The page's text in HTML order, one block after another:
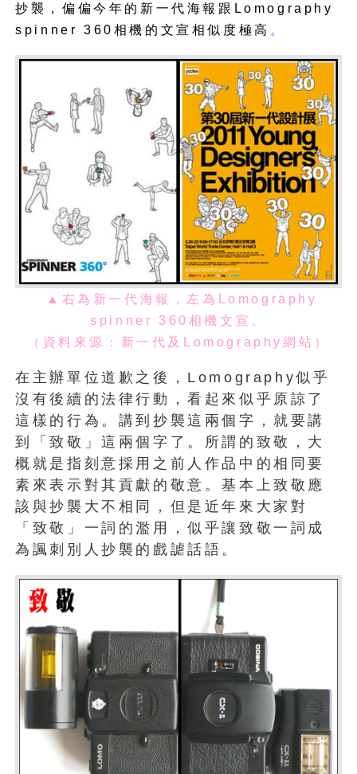
抄襲，偏偏今年的新一代海報跟Lomography
spinner 360相機的文宣相似度極高 。
▲右為新一代海報，左為Lomography
spinner 360相機文宣。
（資料來源：新一代及Lomography網站）
在主辦單位道歉之後，Lomography似乎
沒有後續的法律行動，看起來似乎原諒了
這樣的行為。講到抄襲這兩個字，就要講
到「致敬」這兩個字了。所謂的致敬，大
概就是指刻意採用之前人作品中的相同要
素來表示對其貢獻的敬意。基本上致敬應
該與抄襲大不相同，但是近年來大家對
「致敬」一詞的濫用，似乎讓致敬一詞成
為諷刺別人抄襲的戲謔話語。